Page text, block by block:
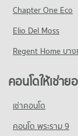
มีคอนโดขาย 434 ประ
คอนโด โฮมโปร ร
คอนโดให้เช่า โฮมโป
มีคอนโดให้เช่า 57 ประ
มีคอนโดขาย 325 ประ
คอนโดให้เช่า สถา
มีคอนโดให้เช่า 11 ประ
ขายคอนโด สถานีขน
มีคอนโดขาย 63 ประ
Chapter One Eco
Elio Del Moss
Regent Home บา
คอนโดให้เช่า
เช่าคอนโด
คอนโด พระราม 9